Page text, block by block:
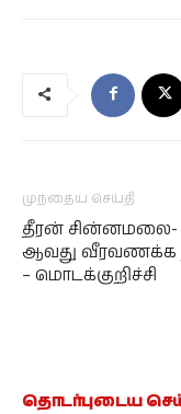
முந்தைய செய்தி
தீரன் சின்னமலை-
ஆவது வீரவணக்க
– மொடக்குறிச்சி
தொடர்புடைய